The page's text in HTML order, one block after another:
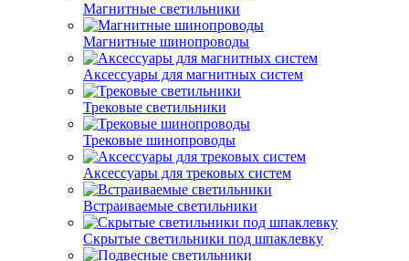
Магнитные светильники
Магнитные шинопроводы
Аксессуары для магнитных систем
Трековые светильники
Трековые шинопроводы
Аксессуары для трековых систем
Встраиваемые светильники
Скрытые светильники под шпаклевку